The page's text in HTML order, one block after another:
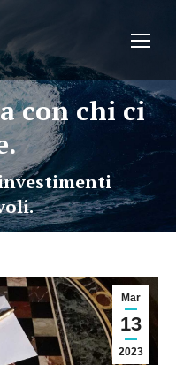
con chi ci
Mar
13
2023